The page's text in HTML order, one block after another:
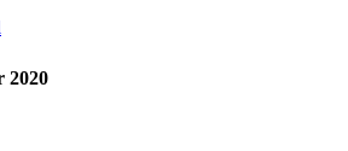
2020